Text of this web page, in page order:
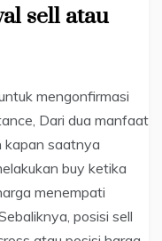
sell atau
mengonfirmasi
Dari dua manfaat
kapan saatnya
buy ketika
menempati
posisi sell